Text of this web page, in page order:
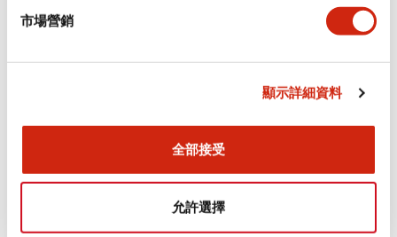
市場營銷
顯示詳細資料
全部接受
允許選擇
功能規格